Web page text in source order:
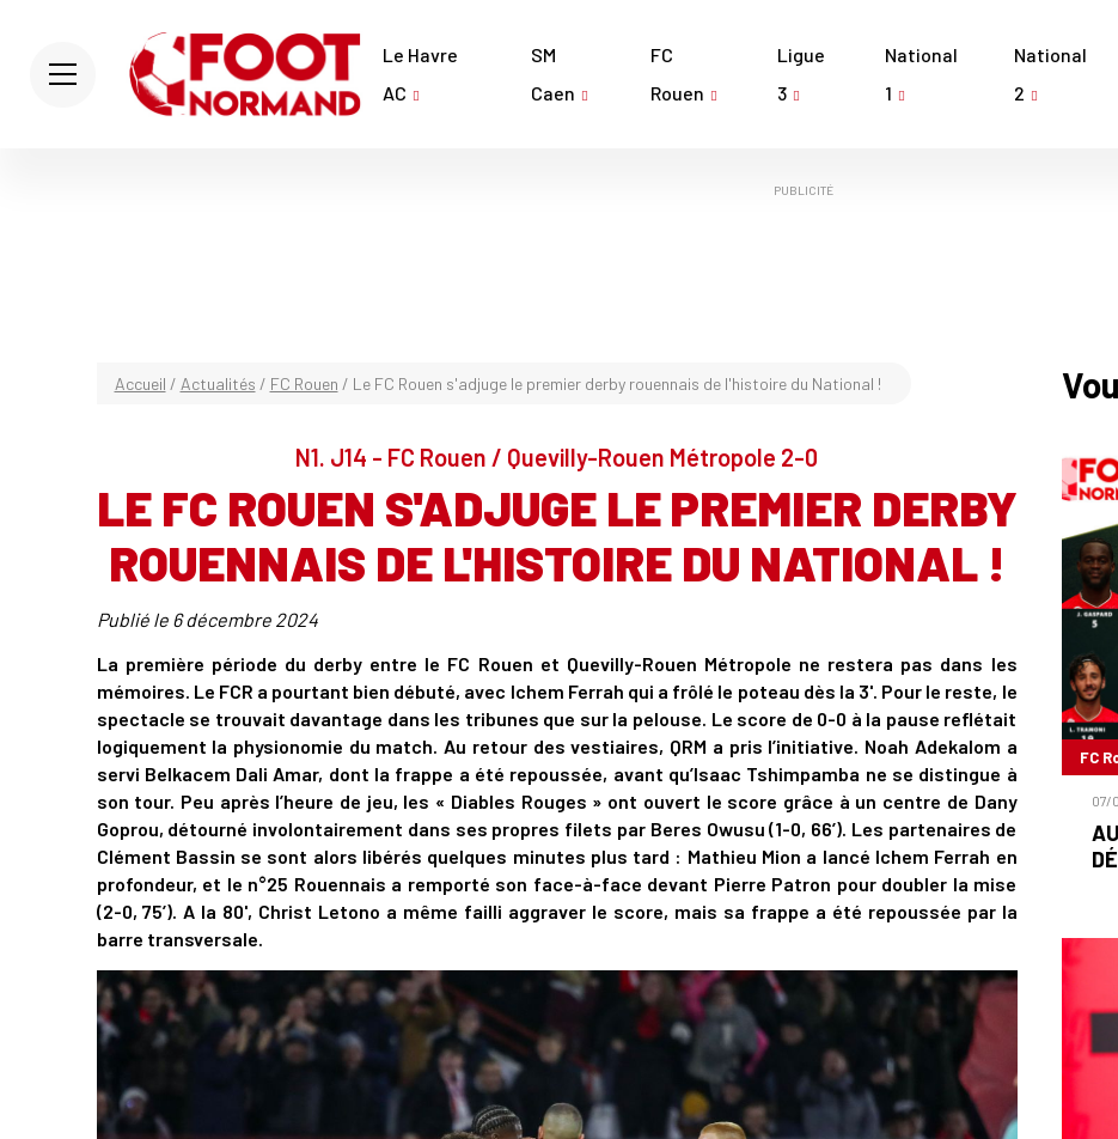
Le Havre
AC
SM
Caen
FC
Rouen
Ligue
3
National
1
National
2
PUBLICITÉ
Accueil / Actualités / FC Rouen / Le FC Rouen s'adjuge le premier derby rouennais de l'histoire du National !
N1. J14 - FC Rouen / Quevilly-Rouen Métropole 2-0
LE FC ROUEN S'ADJUGE LE PREMIER DERBY
ROUENNAIS DE L'HISTOIRE DU NATIONAL !
Publié le 6 décembre 2024
La première période du derby entre le FC Rouen et Quevilly-Rouen Métropole ne restera pas dans les
mémoires. Le FCR a pourtant bien débuté, avec Ichem Ferrah qui a frôlé le poteau dès la 3'. Pour le reste, le
spectacle se trouvait davantage dans les tribunes que sur la pelouse. Le score de 0-0 à la pause reflétait
logiquement la physionomie du match. Au retour des vestiaires, QRM a pris l’initiative. Noah Adekalom a
servi Belkacem Dali Amar, dont la frappe a été repoussée, avant qu’Isaac Tshimpamba ne se distingue à
son tour. Peu après l’heure de jeu, les « Diables Rouges » ont ouvert le score grâce à un centre de Dany
Goprou, détourné involontairement dans ses propres filets par Beres Owusu (1-0, 66’). Les partenaires de
Clément Bassin se sont alors libérés quelques minutes plus tard : Mathieu Mion a lancé Ichem Ferrah en
profondeur, et le n°25 Rouennais a remporté son face-à-face devant Pierre Patron pour doubler la mise
(2-0, 75’). A la 80', Christ Letono a même failli aggraver le score, mais sa frappe a été repoussée par la
barre transversale.
FC
07/